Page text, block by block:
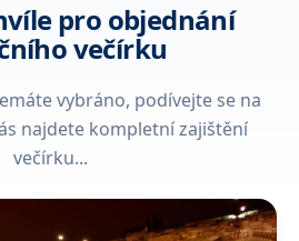
pro objednání
večírku
vybráno, podívejte se na
najdete kompletní zajištění
večírku...